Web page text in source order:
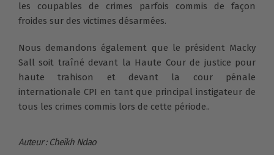
les coupables de crimes parfois commis de façon
froides sur des victimes désarmées.
Nous demandons également que le président Macky
Sall soit traîné devant la Haute Cour de justice pour
haute trahison et devant la cour pénale
internationale CPI en tant que principal instigateur de
tous les crimes commis lors de cette période..
Auteur : Cheikh Ndao